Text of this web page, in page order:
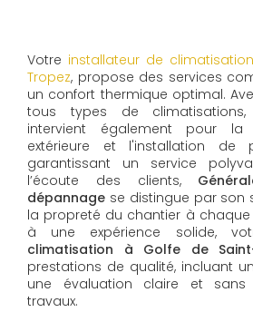
Votre installateur de
Tropez, propose des services
un confort thermique optimal.
tous types de climatisations,
intervient également pour la
extérieure et l'installation de
garantissant un service
l’écoute des clients,
dépannage se distingue par son
la propreté du chantier à chaque
à une expérience solide,
climatisation à Golfe de
prestations de qualité, incluant
une évaluation claire et sans
travaux.